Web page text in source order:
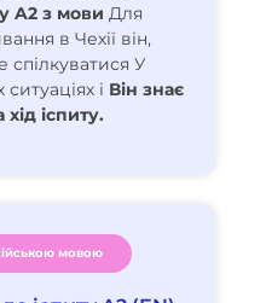
A2 з мови Для
в Чехії він,
У
і Він знає
іспиту.
мовою